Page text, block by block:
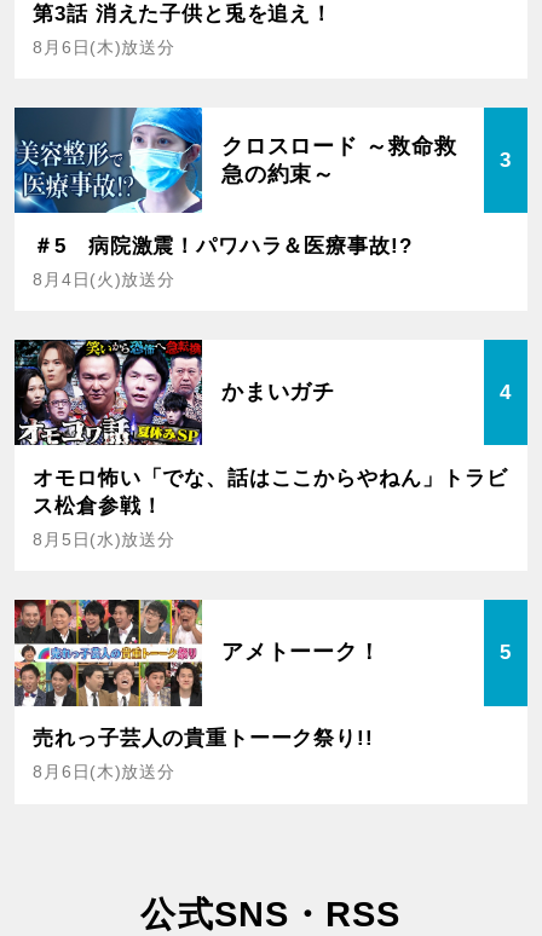
第3話 消えた子供と兎を追え！
8月6日(木)放送分
クロスロード ～救命救
急の約束～
3
＃5 病院激震！パワハラ＆医療事故!?
8月4日(火)放送分
かまいガチ 4
オモロ怖い「でな、話はここからやねん」トラビ
ス松倉参戦！
8月5日(水)放送分
アメトーーク！ 5
売れっ子芸人の貴重トーーク祭り!!
8月6日(木)放送分
公式SNS・RSS